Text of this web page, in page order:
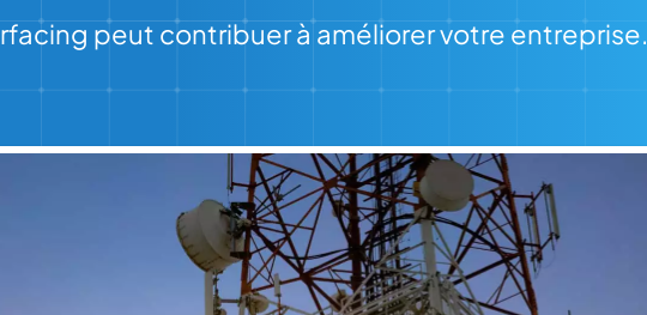
peut contribuer à améliorer votre entreprise.